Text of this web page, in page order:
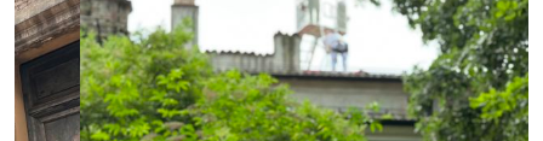
CERCA